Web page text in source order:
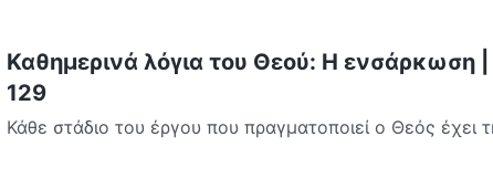
Καθημερινά λόγια του Θεού: Η ενσάρκωση
129
Κάθε στάδιο του έργου που πραγματοποιεί ο Θεός έχει